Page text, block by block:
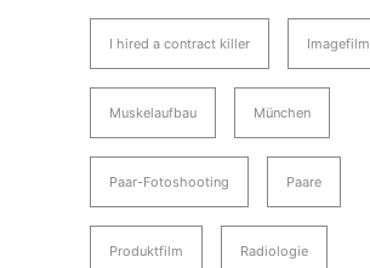
I hired a contract killer Imagefilm
Muskelaufbau München
Paar-Fotoshooting Paare
Produktfilm Radiologie